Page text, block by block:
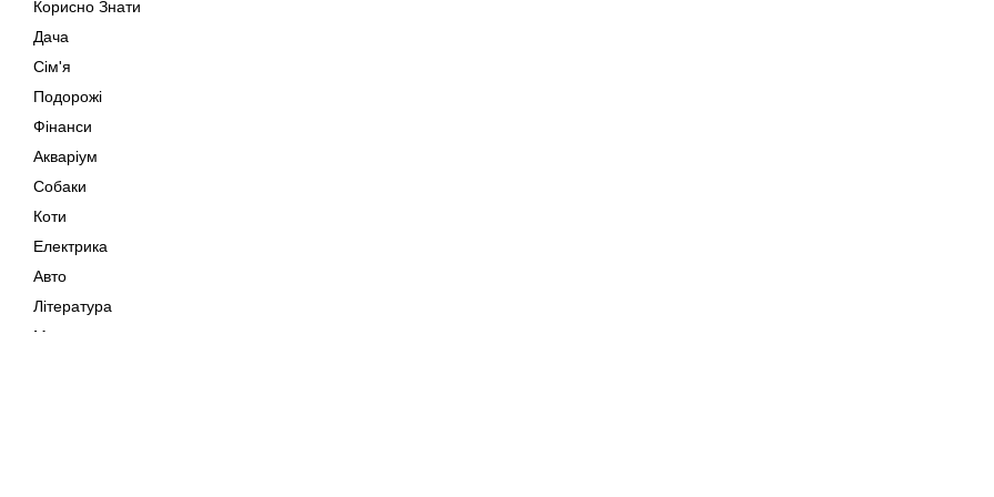
Корисно Знати
Дача
Сім'я
Подорожі
Фінанси
Акваріум
Собаки
Коти
Електрика
Авто
Література
Музика